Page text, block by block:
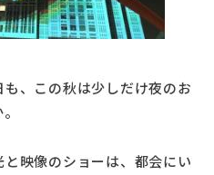
、この秋は少しだけ夜のお
映像のショーは、都会にい